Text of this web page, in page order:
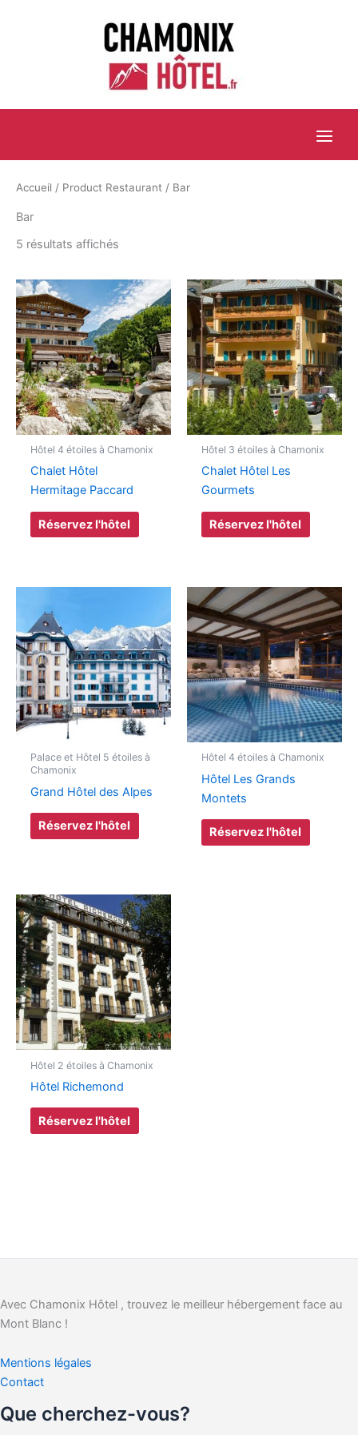
Accueil / Product Restaurant / Bar
Bar
5 résultats affichés
Hôtel 4 étoiles à Chamonix
Chalet Hôtel
Hermitage Paccard
Réservez l'hôtel
Hôtel 3 étoiles à Chamonix
Chalet Hôtel Les
Gourmets
Réservez l'hôtel
Palace et Hôtel 5 étoiles à
Chamonix
Grand Hôtel des Alpes
Réservez l'hôtel
Hôtel 4 étoiles à Chamonix
Hôtel Les Grands
Montets
Réservez l'hôtel
Hôtel 2 étoiles à Chamonix
Hôtel Richemond
Réservez l'hôtel
Avec Chamonix Hôtel , trouvez le meilleur hébergement face au
Mont Blanc !
Mentions légales
Contact
Que cherchez-vous?